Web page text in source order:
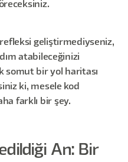
geliştirmediyseniz,
atabileceğinizi
somut bir yol haritası
ki, mesele kod
farklı bir şey.
An: Bir